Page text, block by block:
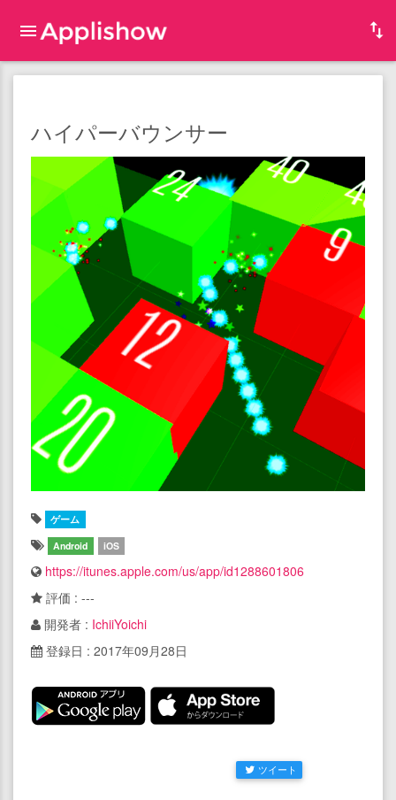
ハイパーバウンサー
ゲーム
Android
iOS
https://itunes.apple.com/us/app/id1288601806
評価 : ---
開発者 : IchiiYoichi
登録日 : 2017年09月28日
ツイート